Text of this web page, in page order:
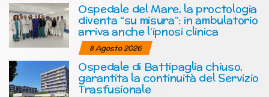
Ospedale del Mare, la proctologia
diventa “su misura”: in ambulatorio
arriva anche l’ipnosi clinica
8 Agosto 2026
Ospedale di Battipaglia chiuso,
garantita la continuità del Servizio
Trasfusionale